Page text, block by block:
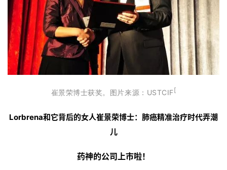
崔景荣博士获奖。图片来源：USTCIF[
Lorbrena和它背后的女人崔景荣博士：肺癌精准治疗时代弄潮
儿
药神的公司上市啦！